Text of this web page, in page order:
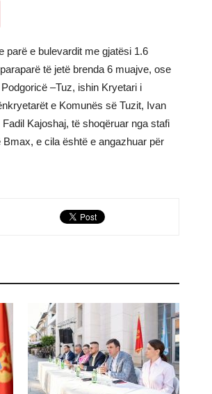
parë e bulevardit me gjatësi 1.6
të jetë brenda 6 muajve, ose
–Tuz, ishin Kryetari i
e Komunës së Tuzit, Ivan
Kajoshaj, të shoqëruar nga stafi
e cila është e angazhuar për